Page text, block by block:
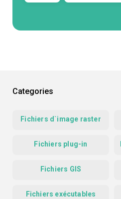
Categories
Fichiers d`image raster
Fichiers plug-in
Fichiers GIS
Fichiers exécutables